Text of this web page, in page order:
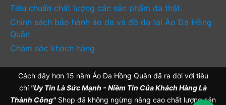
Tiêu chuẩn chất lượng các sản phẩm da thật.
Chính sách bảo hành áo da và đồ da tại Áo Da Hồng
Quân
Chăm sóc khách hàng
Cách đây hơn 15 năm Áo Da Hồng Quân đã ra đời với tiêu
chí "Uy Tín Là Sức Mạnh - Niềm Tin Của Khách Hàng Là
Thành Công" Shop đã không ngừng nâng cao chất lượng sản